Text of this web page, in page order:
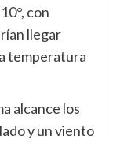
con
llegar
temperatura
alcance los
y un viento